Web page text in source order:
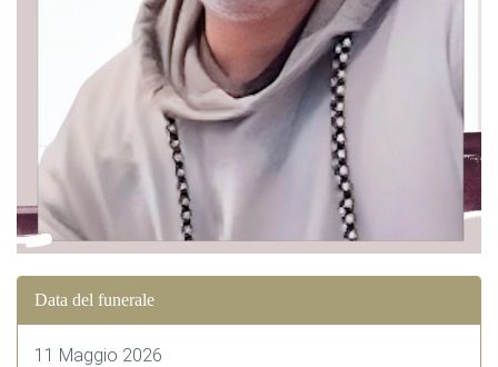
Data del funerale
11 Maggio 2026